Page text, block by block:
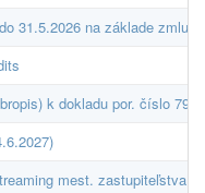
31.5.2026 na základe
k dokladu por. číslo
mest. zastupiteľstva